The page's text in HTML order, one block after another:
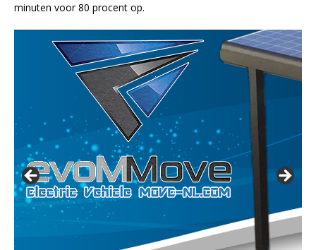
minuten voor 80 procent op.